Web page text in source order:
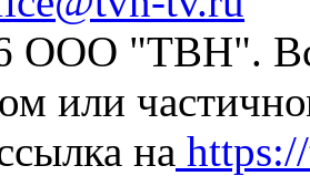
ООО "ТВН".
или
на